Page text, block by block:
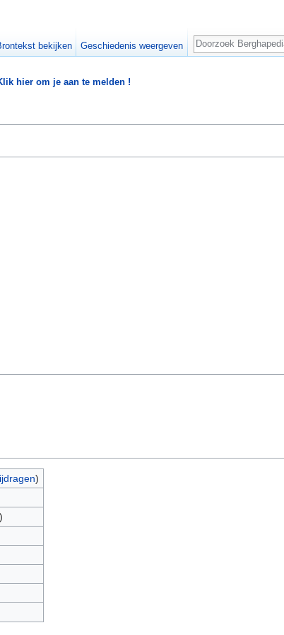
hier om je aan te melden !
)
)
bekijken Geschiedenis weergeven
Zoeken